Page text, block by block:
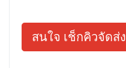
สนใจ เช็กคิวจัดส่ง